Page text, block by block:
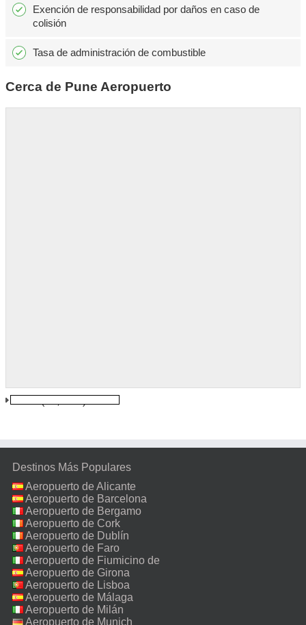
Exención de responsabilidad por daños en caso de
colisión
Tasa de administración de combustible
Cerca de Pune Aeropuerto
Destinos Más Populares
Aeropuerto de Alicante
Aeropuerto de Barcelona
Aeropuerto de Bergamo
Aeropuerto de Cork
Aeropuerto de Dublín
Aeropuerto de Faro
Aeropuerto de Fiumicino de
Roma
Aeropuerto de Girona
Aeropuerto de Lisboa
Aeropuerto de Málaga
Aeropuerto de Milán
Malpensa
Aeropuerto de Munich